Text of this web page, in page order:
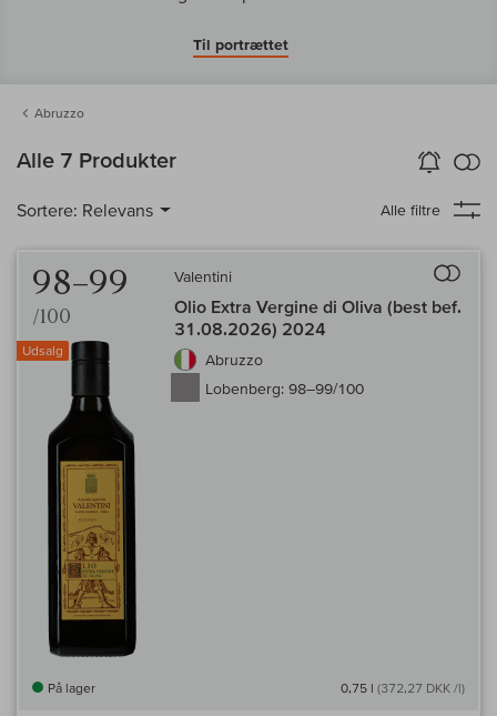
Til portrættet
Abruzzo
Alle 7 Produkter Vin-Alarm
aktiver
Sortere: Relevans Alle filtre
98–99
/100
Udsalg
Valentini
Olio Extra Vergine di Oliva (best bef.
31.08.2026) 2024
Abruzzo
Lobenberg: 98–99/100
På lager 0,75 l (372,27 DKK /l)